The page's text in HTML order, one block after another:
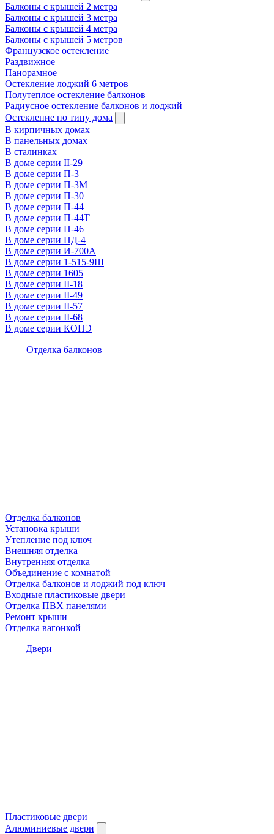
Балконы с крышей 2 метра
Балконы с крышей 3 метра
Балконы с крышей 4 метра
Балконы с крышей 5 метров
Французское остекление
Раздвижное
Панорамное
Остекление лоджий 6 метров
Полутеплое остекление балконов
Радиусное остекление балконов и лоджий
Остекление по типу дома
В кирпичных домах
В панельных домах
В сталинках
В доме серии II-29
В доме серии П-3
В доме серии П-3М
В доме серии П-30
В доме серии П-44
В доме серии П-44Т
В доме серии П-46
В доме серии ПД-4
В доме серии И-700А
В доме серии 1-515-9Ш
В доме серии 1605
В доме серии II-18
В доме серии II-49
В доме серии II-57
В доме серии II-68
В доме серии КОПЭ
Отделка балконов
Отделка балконов
Установка крыши
Утепление под ключ
Внешняя отделка
Внутренняя отделка
Объединение с комнатой
Отделка балконов и лоджий под ключ
Входные пластиковые двери
Отделка ПВХ панелями
Ремонт крыши
Отделка вагонкой
Двери
Пластиковые двери
Алюминиевые двери